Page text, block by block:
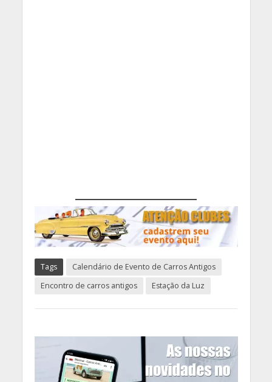
Tags
Calendário de Evento de Carros Antigos
Encontro de carros antigos
Estação da Luz